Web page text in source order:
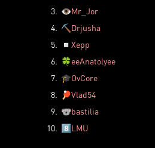
3. 👁️Mr_Jor
4. ⛏️ Drjusha
5.
◽ Xepp
6. 🍀eeAnatolyee
7. 🎓OvCore
8.
🏓Vlad54
9. 🐨bastilia
10. 8️⃣LMU